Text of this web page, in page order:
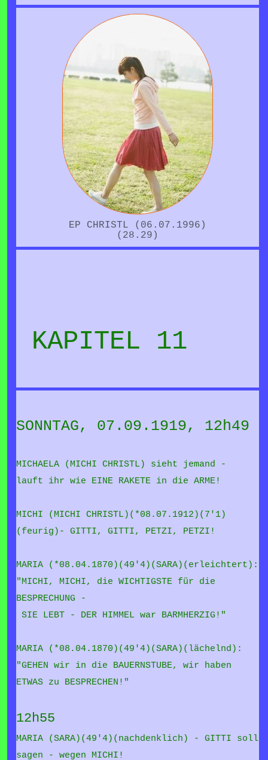
EP CHRISTL (06.07.1996)
(28.29)
KAPITEL 11
SONNTAG, 07.09.1919, 12h49
MICHAELA (MICHI CHRISTL) sieht jemand -
lauft ihr wie EINE RAKETE in die ARME!
MICHI (MICHI CHRISTL)(*08.07.1912)(7'1)
(feurig)- GITTI, GITTI, PETZI, PETZI!
MARIA (*08.04.1870)(49'4)(SARA)(erleichtert):
"MICHI, MICHI, die WICHTIGSTE für die
BESPRECHUNG -
SIE LEBT - DER HIMMEL war BARMHERZIG!"
MARIA (*08.04.1870)(49'4)(SARA)(lächelnd):
"GEHEN wir in die BAUERNSTUBE, wir haben
ETWAS zu BESPRECHEN!"
12h55
MARIA (SARA)(49'4)(nachdenklich) - GITTI soll
sagen - wegen MICHI!